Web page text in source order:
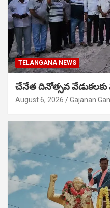
TELANGANA NEWS
చేనేత దినోత్సవ వేడుకలకు
August 6, 2026 Gajanan